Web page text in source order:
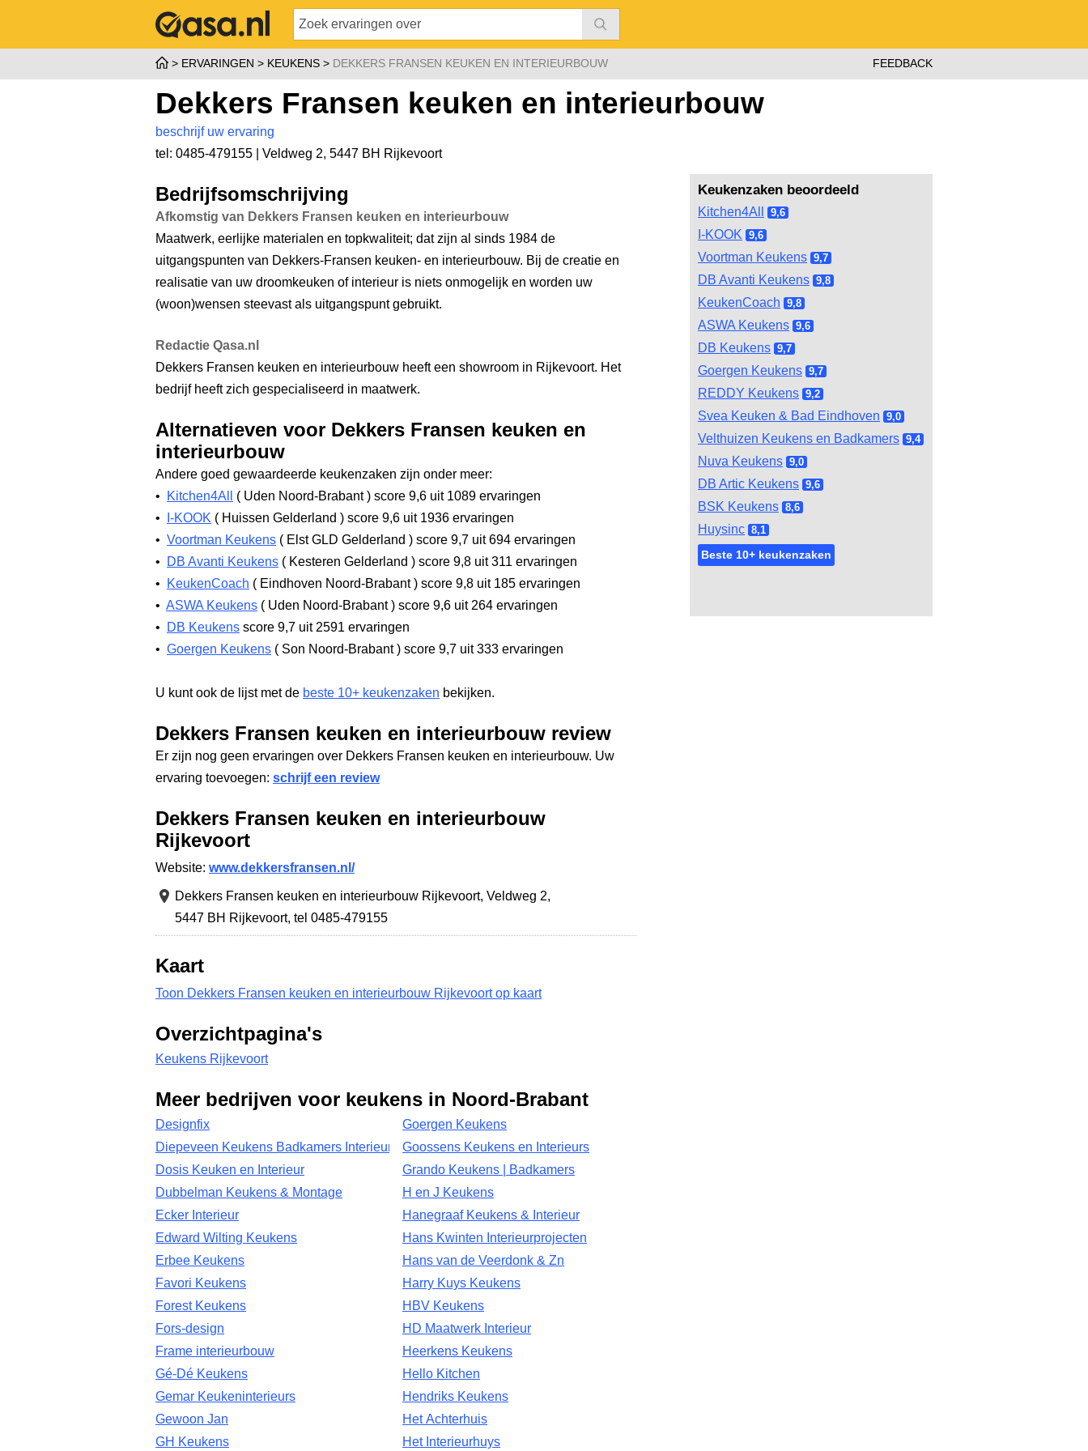
ERVARINGEN KEUKENS DEKKERS FRANSEN KEUKEN EN INTERIEURBOUW FEEDBACK
Dekkers Fransen keuken en interieurbouw
beschrijf uw ervaring
tel: 0485-479155 | Veldweg 2, 5447 BH Rijkevoort
Keukenzaken beoordeeld
Kitchen4All 9,6
I-KOOK 9,6
Voortman Keukens 9,7
DB Avanti Keukens 9,8
KeukenCoach 9,8
ASWA Keukens 9,6
DB Keukens 9,7
Goergen Keukens 9,7
REDDY Keukens 9,2
Svea Keuken & Bad Eindhoven 9,0
Velthuizen Keukens en Badkamers 9,4
Nuva Keukens 9,0
DB Artic Keukens 9,6
BSK Keukens 8,6
Huysinc 8,1
Beste 10+ keukenzaken
Bedrijfsomschrijving
Afkomstig van Dekkers Fransen keuken en interieurbouw
Maatwerk, eerlijke materialen en topkwaliteit; dat zijn al sinds 1984 de
uitgangspunten van Dekkers-Fransen keuken- en interieurbouw. Bij de creatie en
realisatie van uw droomkeuken of interieur is niets onmogelijk en worden uw
(woon)wensen steevast als uitgangspunt gebruikt.
Redactie Qasa.nl
Dekkers Fransen keuken en interieurbouw heeft een showroom in Rijkevoort. Het
bedrijf heeft zich gespecialiseerd in maatwerk.
Alternatieven voor Dekkers Fransen keuken en
interieurbouw
Andere goed gewaardeerde keukenzaken zijn onder meer:
•
Kitchen4All ( Uden Noord-Brabant) score 9,6 uit 1089 ervaringen
•
I-KOOK ( Huissen Gelderland ) score 9,6 uit 1936 ervaringen
• Voortman Keukens ( Elst GLD Gelderland ) score 9,7 uit 694 ervaringen
•
DB Avanti Keukens ( Kesteren Gelderland ) score 9,8 uit 311 ervaringen
•
KeukenCoach ( Eindhoven Noord-Brabant) score 9,8 uit 185 ervaringen
• ASWA Keukens ( Uden Noord-Brabant) score 9,6 uit 264 ervaringen
•
DB Keukens score 9,7 uit 2591 ervaringen
• Goergen Keukens ( Son Noord-Brabant) score 9,7 uit 333 ervaringen
U kunt ook de lijst met de beste 10+ keukenzaken bekijken.
Dekkers Fransen keuken en interieurbouw review
Er zijn nog geen ervaringen over Dekkers Fransen keuken en interieurbouw. Uw
ervaring toevoegen: schrijf een review
Dekkers Fransen keuken en interieurbouw
Rijkevoort
Website: www.dekkersfransen.nl/
Dekkers Fransen keuken en interieurbouw Rijkevoort, Veldweg 2,
5447 BH Rijkevoort, tel 0485-479155
Kaart
Toon Dekkers Fransen keuken en interieurbouw Rijkevoort op kaart
Overzichtpagina's
Keukens Rijkevoort
Meer bedrijven voor keukens in Noord-Brabant
Designfix
Diepeveen Keukens Badkamers Interieurs
Dosis Keuken en Interieur
Dubbelman Keukens & Montage
Ecker Interieur
Edward Wilting Keukens
Erbee Keukens
Favori Keukens
Forest Keukens
Fors-design
Frame interieurbouw
Gé-Dé Keukens
Gemar Keukeninterieurs
Gewoon Jan
GH Keukens
Goergen Keukens
Goossens Keukens en Interieurs
Grando Keukens | Badkamers
H en J Keukens
Hanegraaf Keukens & Interieur
Hans Kwinten Interieurprojecten
Hans van de Veerdonk & Zn
Harry Kuys Keukens
HBV Keukens
HD Maatwerk Interieur
Heerkens Keukens
Hello Kitchen
Hendriks Keukens
Het Achterhuis
Het Interieurhuys